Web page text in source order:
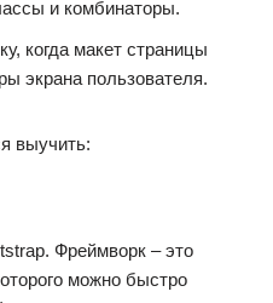
и комбинаторы.
когда макет страницы
экрана пользователя.
выучить:
Фреймворк – это
можно быстро